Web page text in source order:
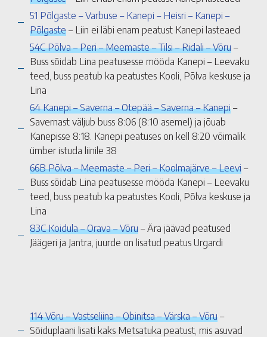
51 Põlgaste – Varbuse – Kanepi – Heisri – Kanepi –
Põlgaste– Liin ei läbi enam peatust Kanepi lasteaed
54C Põlva – Peri – Meemaste – Tilsi – Ridali – Võru–
Buss sõidab Lina peatusesse mööda Kanepi – Leevaku
teed, buss peatub ka peatustes Kooli, Põlva keskuse ja
Lina
64 Kanepi – Saverna – Otepää – Saverna – Kanepi–
Savernast väljub buss 8:06 (8:10 asemel) ja jõuab
Kanepisse 8:18. Kanepi peatuses on kell 8:20 võimalik
ümber istuda liinile 38
66B Põlva – Meemaste – Peri – Koolmajärve – Leevi–
Buss sõidab Lina peatusesse mööda Kanepi – Leevaku
teed, buss peatub ka peatustes Kooli, Põlva keskuse ja
Lina
83C Koidula – Orava – Võru– Ära jäävad peatused
Jäägeri ja Jantra, juurde on lisatud peatus Urgardi
114 Võru – Vastseliina – Obinitsa – Värska – Võru–
Sõiduplaani lisati kaks Metsatuka peatust, mis asuvad